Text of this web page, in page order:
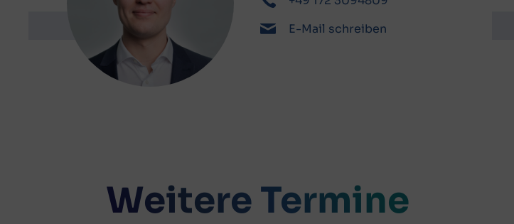
E-Mail schreiben
Weitere Termine